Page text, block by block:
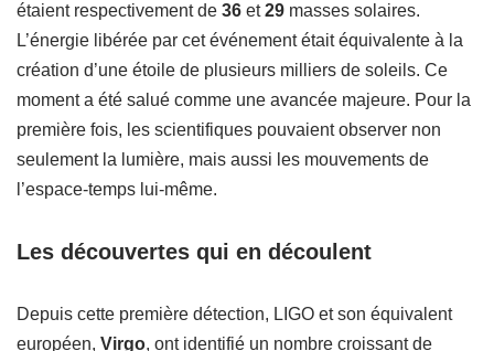
étaient respectivement de 36 et29 masses solaires.
L’énergie libérée par cet événement était équivalente à la
création d’une étoile de plusieurs milliers de soleils. Ce
moment a été salué comme une avancée majeure. Pour la
première fois, les scientifiques pouvaient observer non
seulement la lumière, mais aussi les mouvements de
l’espace-temps lui-même.
Les découvertes qui en découlent
Depuis cette première détection, LIGO et son équivalent
européen, Virgo, ont identifié un nombre croissant de